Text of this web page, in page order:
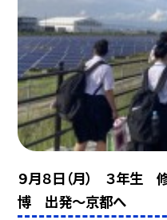
９月８日（月） ３年生
博 出発〜京都へ